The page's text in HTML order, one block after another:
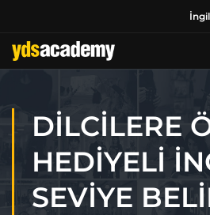
DİLCİLERE
HEDİYELİ
SEVİYE